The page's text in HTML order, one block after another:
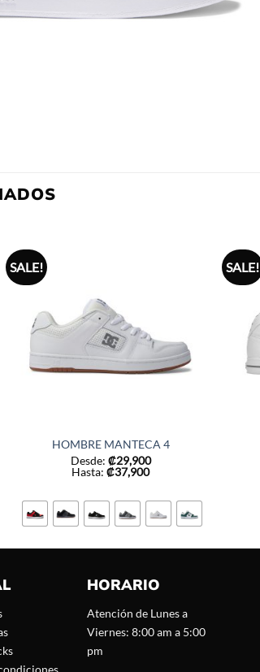
SALE!
HOMBRE MANTECA 4
Desde: ₡29,900
Hasta:₡37,900
SALE!
HORARIO
Atención de Lunes a
Viernes: 8:00 am a 5:00
pm